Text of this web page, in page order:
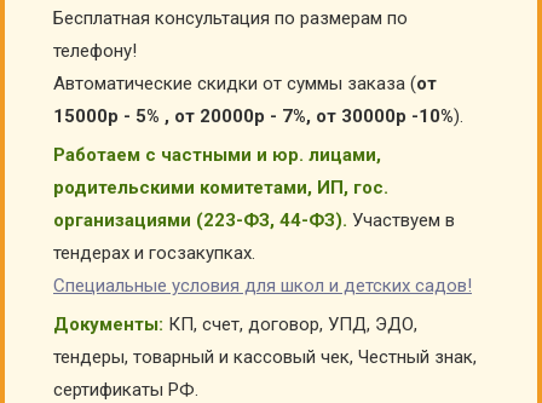
Бесплатная консультация по размерам по
телефону!
Автоматические скидки от суммы заказа (от
15000р - 5% , от 20000р - 7%, от 30000р -10%).
Работаем с частными и юр. лицами,
родительскими комитетами, ИП, гос.
организациями (223-ФЗ, 44-ФЗ). Участвуем в
тендерах и госзакупках.
Специальные условия для школ и детских садов!
Документы: КП, счет, договор, УПД, ЭДО,
тендеры, товарный и кассовый чек, Честный знак,
сертификаты РФ.